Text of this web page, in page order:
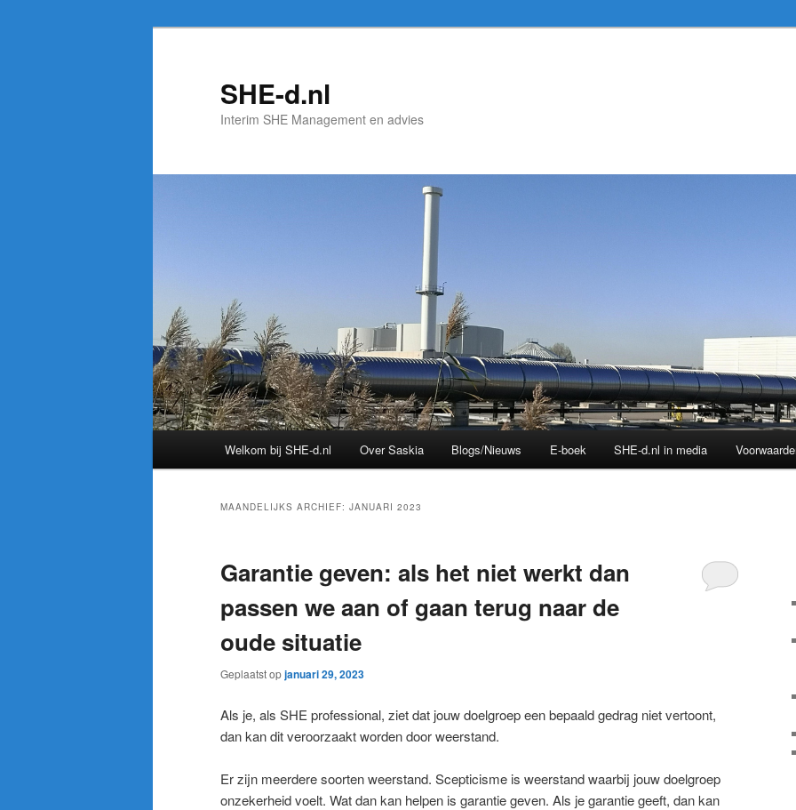
SHE-d.nl
Interim SHE Management en advies
Welkom bij SHE-d.nl Over Saskia Blogs/Nieuws E-boek SHE-d.nl in media
MAANDELIJKS ARCHIEF: JANUARI 2023
Garantie geven: als het niet werkt dan
passen we aan of gaan terug naar de
oude situatie
Geplaatst opjanuari 29, 2023
Als je, als SHE professional, ziet dat jouw doelgroep een bepaald gedrag niet vertoont,
dan kan dit veroorzaakt worden door weerstand.
Er zijn meerdere soorten weerstand. Scepticisme is weerstand waarbij jouw doelgroep
onzekerheid voelt. Wat dan kan helpen is garantie geven. Als je garantie geeft, dan kan